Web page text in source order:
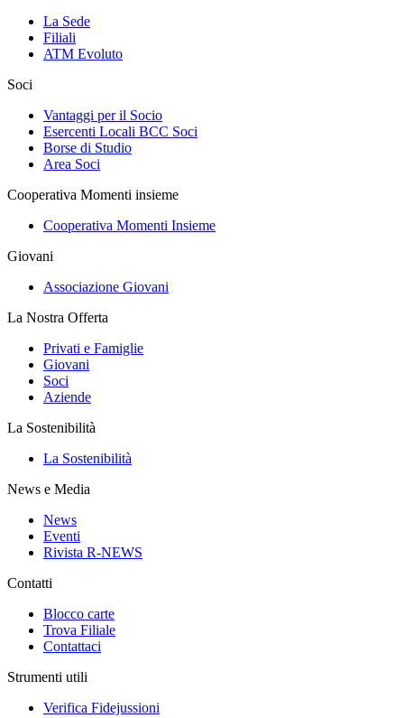
La Sede
Filiali
ATM Evoluto
Soci
Vantaggi per il Socio
Esercenti Locali BCC Soci
Borse di Studio
Area Soci
Cooperativa Momenti insieme
Cooperativa Momenti Insieme
Giovani
Associazione Giovani
La Nostra Offerta
Privati e Famiglie
Giovani
Soci
Aziende
La Sostenibilità
La Sostenibilità
News e Media
News
Eventi
Rivista R-NEWS
Contatti
Blocco carte
Trova Filiale
Contattaci
Strumenti utili
Verifica Fidejussioni